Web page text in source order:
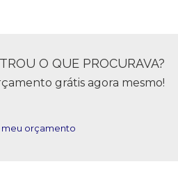
O QUE PROCURAVA?
grátis agora mesmo!
orçamento